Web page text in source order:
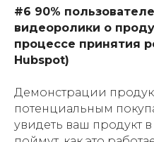
#6 90%
видеоролики о
процессе принятия
Hubspot)
Демонстрации
потенциальным
увидеть ваш продукт